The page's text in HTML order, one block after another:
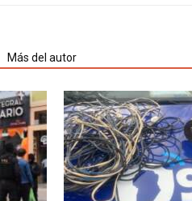
Más del autor